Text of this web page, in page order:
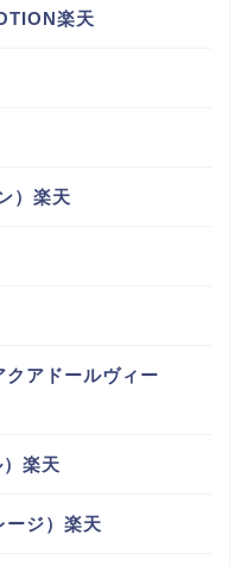
楽天
）楽天
アドールヴィー
楽天
ジ）楽天